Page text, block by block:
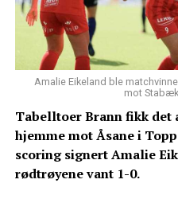
Amalie Eikeland ble
mot
Tabelltoer Brann fikk det
hjemme mot Åsane i
scoring signert Amalie
rødtrøyene vant 1-0.